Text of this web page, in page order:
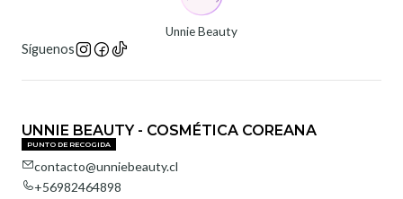
Unnie Beauty
Síguenos
UNNIE BEAUTY - COSMÉTICA COREANA
PUNTO DE RECOGIDA
contacto@unniebeauty.cl
+56982464898